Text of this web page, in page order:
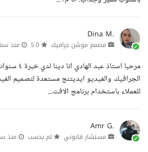
Dina M.
مصمم موشن جرافيك منذ
مرحبا استاذ
الجرافيك والفيديو ايديتنج مستعدة لتصميم
للعملاء باستخدام برنامج الافت...
Amr G.
مستشار قانوني لم يحسب منذ